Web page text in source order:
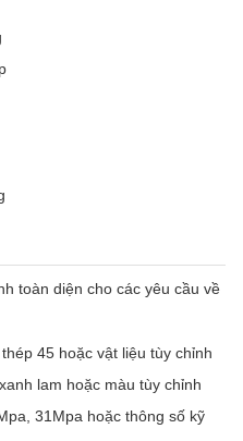
toàn diện cho các yêu cầu về
45 hoặc vật liệu tùy chỉnh
lam hoặc màu tùy chỉnh
31Mpa hoặc thông số kỹ